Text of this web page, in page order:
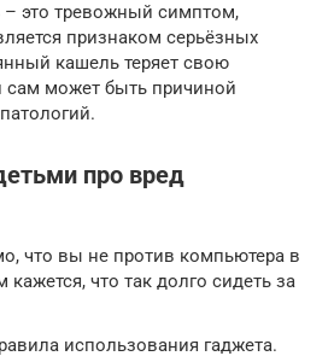
это тревожный симптом,
признаком серьёзных
кашель теряет свою
может быть причиной
про вред
что вы не против компьютера в
что так долго сидеть за
использования гаджета.